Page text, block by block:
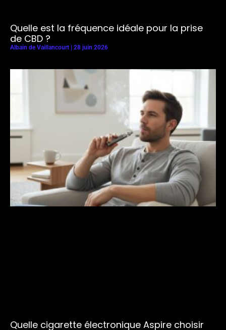
Quelle est la fréquence idéale pour la prise
de CBD ?
Albain de Vaillancourt 28 juin 2026
Quelle cigarette électronique Aspire choisir